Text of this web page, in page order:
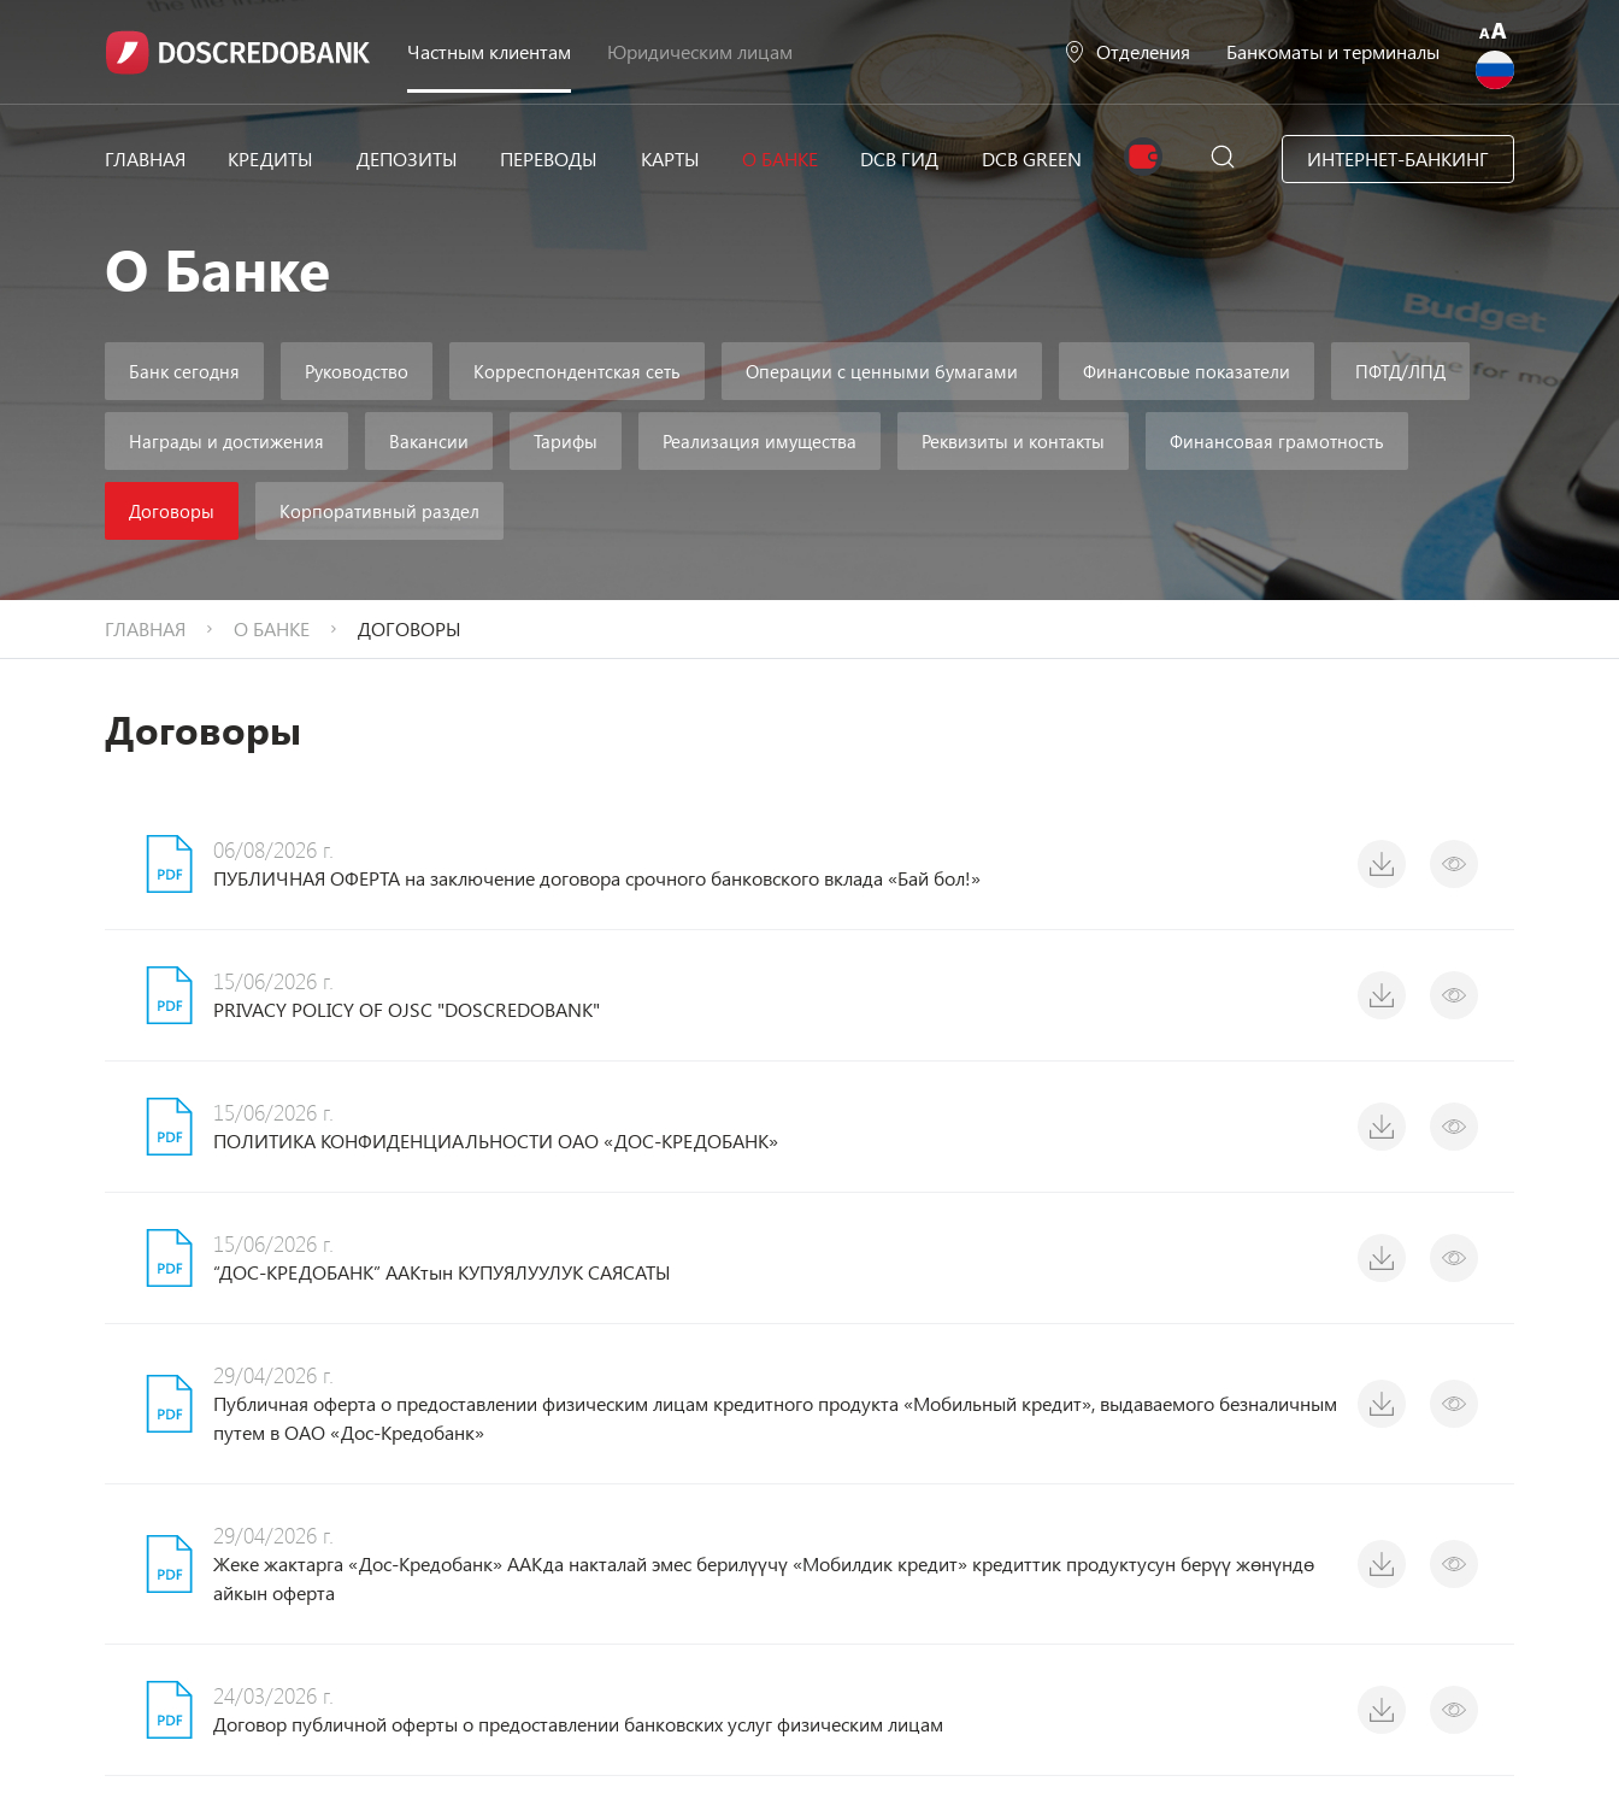
Частным клиентам Юридическим лицам Отделения Банкоматы и терминалы
ГЛАВНАЯ КРЕДИТЫ ДЕПОЗИТЫ ПЕРЕВОДЫ КАРТЫ О БАНКЕ DCB ГИД DCB GREEN ИНТЕРНЕТ-БАНКИНГ
О Банке
Банк сегодня Руководство Корреспондентская сеть Операции с ценными бумагами Финансовые показатели ПФТД/ЛПД
Награды и достижения Вакансии Тарифы Реализация имущества Реквизиты и контакты Финансовая грамотность
Договоры Корпоративный раздел
ГЛАВНАЯ О БАНКЕ ДОГОВОРЫ
Договоры
06/08/2026 г.
ПУБЛИЧНАЯ ОФЕРТА на заключение договора срочного банковского вклада «Бай бол!»
15/06/2026 г.
PRIVACY POLICY OF OJSC "DOSCREDOBANK"
15/06/2026 г.
ПОЛИТИКА КОНФИДЕНЦИАЛЬНОСТИ ОАО «ДОС-КРЕДОБАНК»
15/06/2026 г.
“ДОС-КРЕДОБАНК” ААКтын КУПУЯЛУУЛУК САЯСАТЫ
29/04/2026 г.
Публичная оферта о предоставлении физическим лицам кредитного продукта «Мобильный кредит», выдаваемого безналичным
путем в ОАО «Дос-Кредобанк»
29/04/2026 г.
Жеке жактарга «Дос-Кредобанк» ААКда накталай эмес берилүүчү «Мобилдик кредит» кредиттик продуктусун берүү жөнүндө
айкын оферта
24/03/2026 г.
Договор публичной оферты о предоставлении банковских услуг физическим лицам